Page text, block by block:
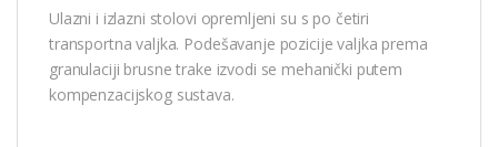
Ulazni i izlazni stolovi opremljeni su s po četiri
transportna valjka. Podešavanje pozicije valjka prema
granulaciji brusne trake izvodi se mehanički putem
kompenzacijskog sustava.